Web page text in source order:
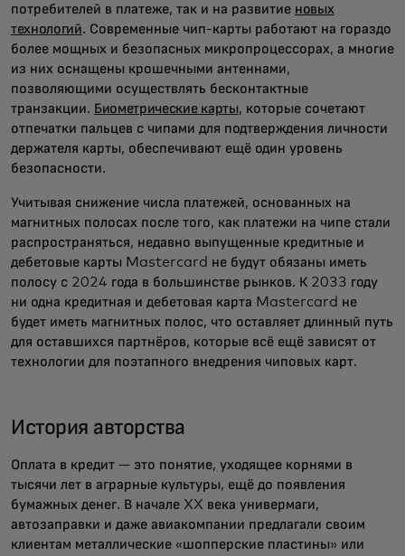
потребителей в платеже, так и на развитие новых
технологий. Современные чип-карты работают на гораздо
более мощных и безопасных микропроцессорах, а многие
из них оснащены крошечными антеннами,
позволяющими осуществлять бесконтактные
транзакции. Биометрические карты, которые сочетают
отпечатки пальцев с чипами для подтверждения личности
держателя карты, обеспечивают ещё один уровень
безопасности.
Учитывая снижение числа платежей, основанных на
магнитных полосах после того, как платежи на чипе стали
распространяться, недавно выпущенные кредитные и
дебетовые карты Mastercard не будут обязаны иметь
полосу с 2024 года в большинстве рынков. К 2033 году
ни одна кредитная и дебетовая карта Mastercard не
будет иметь магнитных полос, что оставляет длинный путь
для оставшихся партнёров, которые всё ещё зависят от
технологии для поэтапного внедрения чиповых карт.
История авторства
Оплата в кредит — это понятие, уходящее корнями в
тысячи лет в аграрные культуры, ещё до появления
бумажных денег. В начале XX века универмаги,
автозаправки и даже авиакомпании предлагали своим
клиентам металлические «шопперские пластины» или